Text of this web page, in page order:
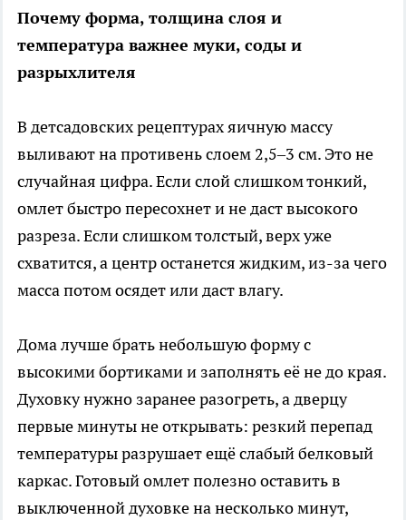
Почему форма, толщина слоя и
температура важнее муки, соды и
разрыхлителя
В детсадовских рецептурах яичную массу
выливают на противень слоем 2,5–3 см. Это не
случайная цифра. Если слой слишком тонкий,
омлет быстро пересохнет и не даст высокого
разреза. Если слишком толстый, верх уже
схватится, а центр останется жидким, из-за чего
масса потом осядет или даст влагу.
Дома лучше брать небольшую форму с
высокими бортиками и заполнять её не до края.
Духовку нужно заранее разогреть, а дверцу
первые минуты не открывать: резкий перепад
температуры разрушает ещё слабый белковый
каркас. Готовый омлет полезно оставить в
выключенной духовке на несколько минут,